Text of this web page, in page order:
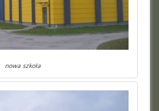
nowa szkoła